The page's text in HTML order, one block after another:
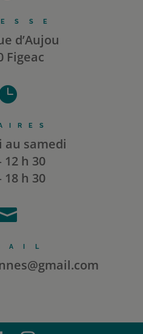
d’Aujou
Figeac
au samedi
12 h 30
18 h 30